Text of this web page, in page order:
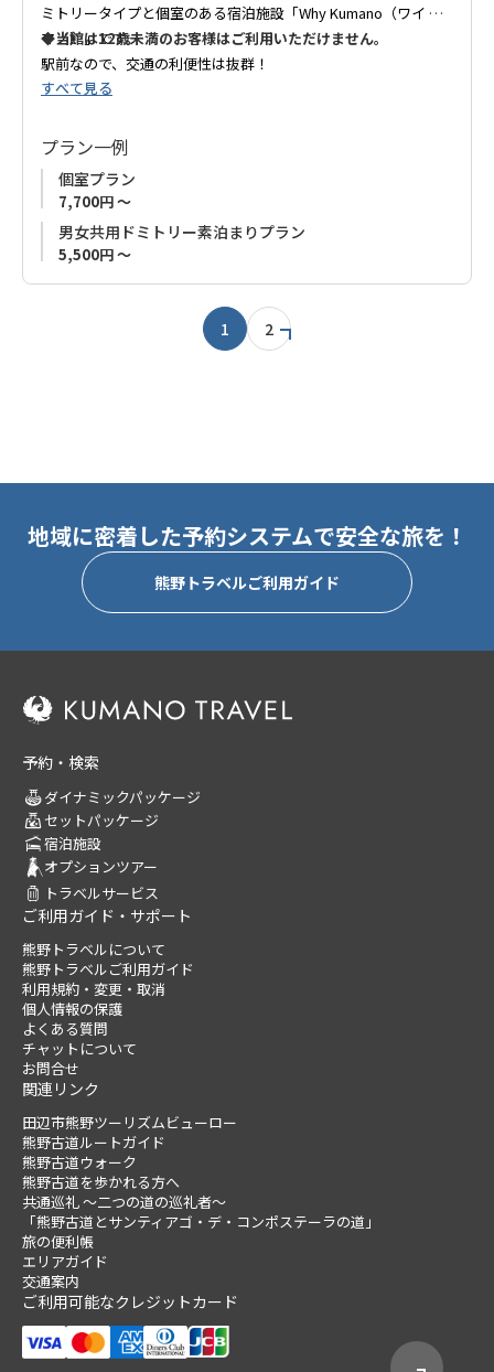
ミトリータイプと個室のある宿泊施設「Why Kumano（ワイ ク
マノ）」です。
駅前なので、交通の利便性は抜群！
熊野古道歩き
周辺には商店街がありますので、お食事やお買い物にも困りま
せん。
オーナーは、たくさんの人と出会いたい、熊野を語って欲しい
という思いでこの施設を作られました。
お洒落なカフェバーもありますので、紀州のお酒を飲みなが
ら、勝浦の素敵な夜をお過ごし下さい。
◆当館は12歳未満のお客様はご利用いただけません。
すべて見る
プラン一例
個室プラン
7,700円 ～
男女共用ドミトリー素泊まりプラン
5,500円 ～
1 2
地域に密着した予約システムで安全な旅を！
熊野トラベルご利用ガイド
予約・検索
ダイナミックパッケージ
セットパッケージ
宿泊施設
オプションツアー
トラベルサービス
ご利用ガイド・サポート
熊野トラベルについて
熊野トラベルご利用ガイド
利用規約・変更・取消
個人情報の保護
よくある質問
チャットについて
お問合せ
関連リンク
田辺市熊野ツーリズムビューロー
熊野古道ルートガイド
熊野古道ウォーク
熊野古道を歩かれる方へ
共通巡礼 ～二つの道の巡礼者～
「熊野古道とサンティアゴ・デ・コンポステーラの道」
旅の便利帳
エリアガイド
交通案内
ご利用可能なクレジットカード